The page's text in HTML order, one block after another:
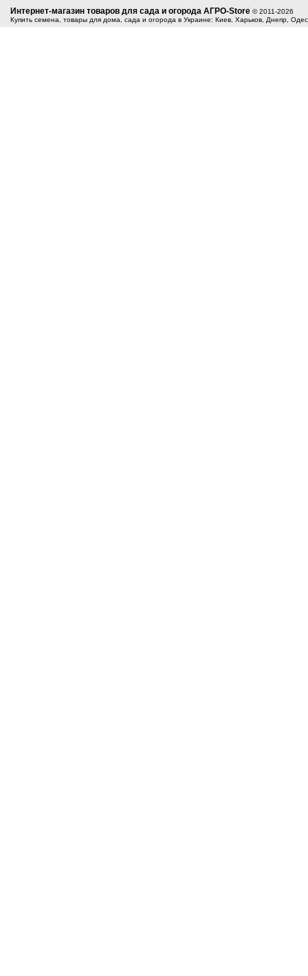
Интернет-магазин товаров для сада и огорода АГРО-Store © 2011-2026
Купить семена, товары для дома, сада и огорода в Украине: Киев, Харьков, Днепр,